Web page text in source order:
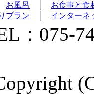
お風呂 お食事と食
プラン インターネ
：075-